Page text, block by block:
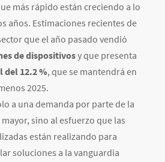
más rápido están creciendo a lo
años. Estimaciones recientes de
que el año pasado vendió
de dispositivosy que presenta
del 12.2 %, que se mantendrá en
2025.
a una demanda por parte de la
sino al esfuerzo que las
están realizando para
soluciones a la vanguardia